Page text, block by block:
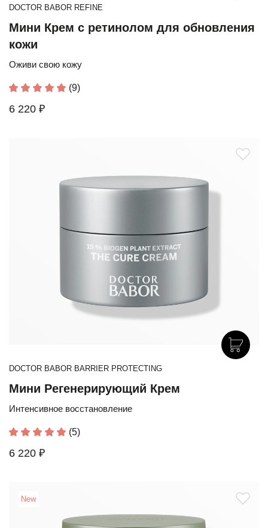
DOCTOR BABOR REFINE
Мини Крем с ретинолом для обновления
кожи
Оживи свою кожу
(9)
6 220 ₽
DOCTOR BABOR BARRIER PROTECTING
Мини Регенерирующий Крем
Интенсивное восстановление
(5)
6 220 ₽
New